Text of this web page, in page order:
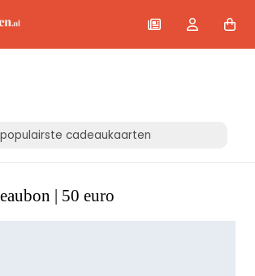
cadeaukaarten
| 50 euro